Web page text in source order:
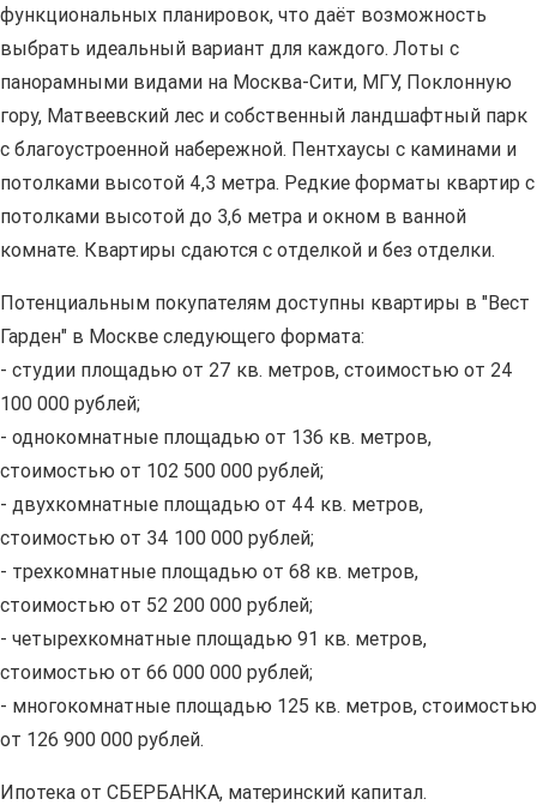
функциональных планировок, что даёт возможность
выбрать идеальный вариант для каждого. Лоты с
панорамными видами на Москва-Сити, МГУ, Поклонную
гору, Матвеевский лес и собственный ландшафтный парк
с благоустроенной набережной. Пентхаусы с каминами и
потолками высотой 4,3 метра. Редкие форматы квартир с
потолками высотой до 3,6 метра и окном в ванной
комнате. Квартиры сдаются с отделкой и без отделки.
Потенциальным покупателям доступны квартиры в "Вест
Гарден" в Москве следующего формата:
- студии площадью от 27 кв. метров, стоимостью от 24
100 000 рублей;
- однокомнатные площадью от 136 кв. метров,
стоимостью от 102 500 000 рублей;
- двухкомнатные площадью от 44 кв. метров,
стоимостью от 34 100 000 рублей;
- трехкомнатные площадью от 68 кв. метров,
стоимостью от 52 200 000 рублей;
- четырехкомнатные площадью 91 кв. метров,
стоимостью от 66 000 000 рублей;
- многокомнатные площадью 125 кв. метров, стоимостью
от 126 900 000 рублей.
Ипотека от СБЕРБАНКА, материнский капитал.